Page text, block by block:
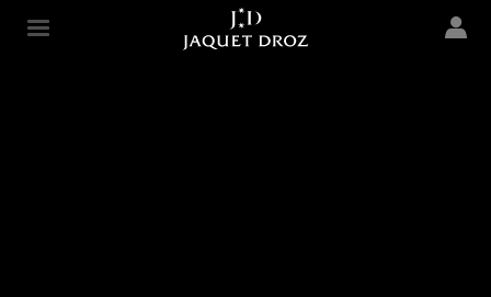
content
Jaquet Droz